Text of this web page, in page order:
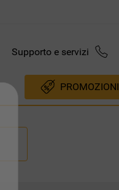
Supporto e servizi
PROMOZIONI